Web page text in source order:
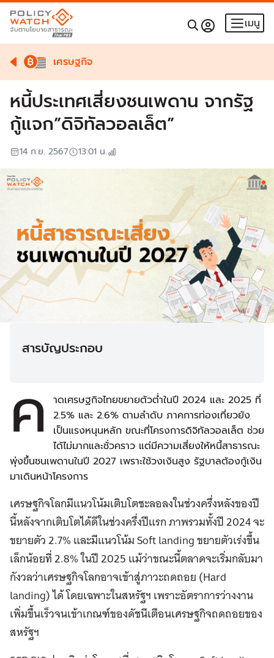
เมนู
เศรษฐกิจ
หนี้ประเทศเสี่ยงชนเพดาน จากรัฐ
กู้แจก”ดิจิทัลวอลเล็ต”
14 ก.ย. 2567 13:01 น.
สารบัญประกอบ
ค
าดเศรษฐกิจไทยขยายตัวต่ำในปี 2024 และ 2025 ที่
2.5% และ 2.6% ตามลำดับ ภาคการท่องเที่ยวยัง
เป็นแรงหนุนหลัก ขณะที่โครงการดิจิทัลวอลเล็ต ช่วย
ได้ไม่มากและชั่วคราว แต่มีความเสี่ยงให้หนี้สาธารณะ
พุ่งขึ้นชนเพดานในปี 2027 เพราะใช้วงเงินสูง รัฐบาลต้องกู้เงิน
มาเดินหน้าโครงการ
เศรษฐกิจโลกมีแนวโน้มเติบโตชะลอลงในช่วงครึ่งหลังของปี
นี้หลังจากเติบโตได้ดีในช่วงครึ่งปีแรก ภาพรวมทั้งปี 2024 จะ
ขยายตัว 2.7% และมีแนวโน้ม Soft landing ขยายตัวเร่งขึ้น
เล็กน้อยที่ 2.8% ในปี 2025 แม้ว่าขณะนี้ตลาดจะเริ่มกลับมา
กังวลว่าเศรษฐกิจโลกอาจเข้าสู่ภาวะถดถอย (Hard
landing) ได้ โดยเฉพาะในสหรัฐฯ เพราะอัตราการว่างงาน
เพิ่มขึ้นเร็วจนเข้าเกณฑ์ของดัชนีเตือนเศรษฐกิจถดถอยของ
สหรัฐฯ